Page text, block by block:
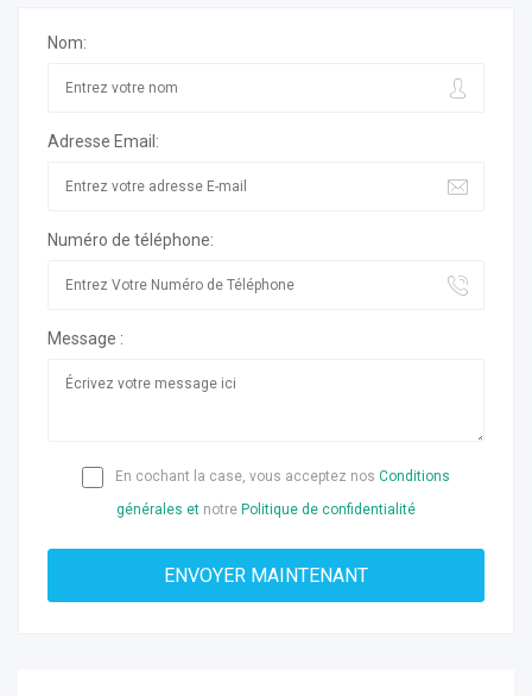
Nom:
Adresse Email:
Numéro de téléphone:
Message :
En cochant la case, vous acceptez nos Conditions
générales et notre Politique de confidentialité